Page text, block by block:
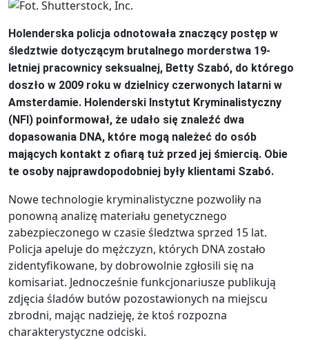
Holenderska policja odnotowała znaczący postęp w
śledztwie dotyczącym brutalnego morderstwa 19-
letniej pracownicy seksualnej, Betty Szabó, do którego
doszło w 2009 roku w dzielnicy czerwonych latarni w
Amsterdamie. Holenderski Instytut Kryminalistyczny
(NFI) poinformował, że udało się znaleźć dwa
dopasowania DNA, które mogą należeć do osób
mających kontakt z ofiarą tuż przed jej śmiercią. Obie
te osoby najprawdopodobniej były klientami Szabó.
Nowe technologie kryminalistyczne pozwoliły na
ponowną analizę materiału genetycznego
zabezpieczonego w czasie śledztwa sprzed 15 lat.
Policja apeluje do mężczyzn, których DNA zostało
zidentyfikowane, by dobrowolnie zgłosili się na
komisariat. Jednocześnie funkcjonariusze publikują
zdjęcia śladów butów pozostawionych na miejscu
zbrodni, mając nadzieję, że ktoś rozpozna
charakterystyczne odciski.